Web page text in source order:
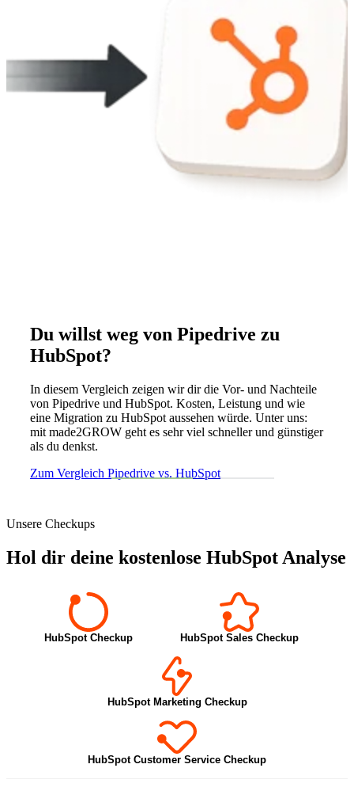
Du willst weg von Pipedrive zu
HubSpot?
In diesem Vergleich zeigen wir dir die Vor- und Nachteile
von Pipedrive und HubSpot. Kosten, Leistung und wie
eine Migration zu HubSpot aussehen würde. Unter uns:
mit made2GROW geht es sehr viel schneller und günstiger
als du denkst.
Zum Vergleich Pipedrive vs. HubSpot
Unsere Checkups
Hol dir deine kostenlose HubSpot Analyse
HubSpot Checkup HubSpot Sales Checkup
HubSpot Marketing Checkup
HubSpot Customer Service Checkup